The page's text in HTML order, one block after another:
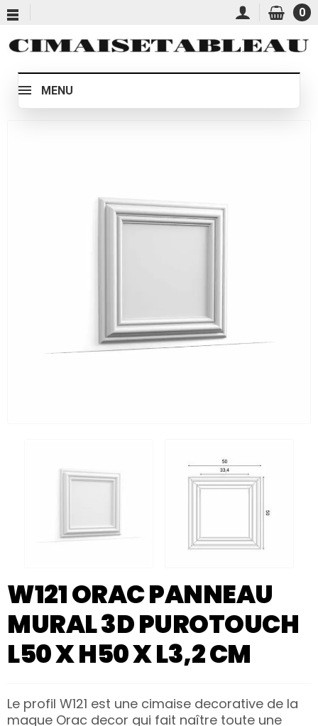
0
MENU
W121 ORAC PANNEAU
MURAL 3D PUROTOUCH
L50 X H50 X L3,2 CM
Le profil W121 est une cimaise decorative de la
maque Orac decor qui fait naître toute une